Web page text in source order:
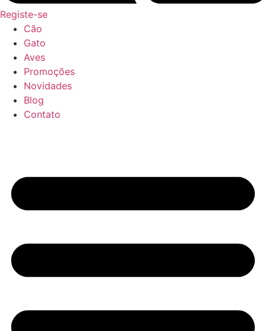
Registe-se
Cão
Gato
Aves
Promoções
Novidades
Blog
Contato